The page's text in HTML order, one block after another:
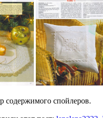
содержимого спойлеров.